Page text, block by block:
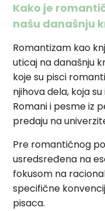
Kako je
našu današnju
Romantizam kao
uticaj na današnju
koje su pisci
njihova dela, koja
Romani i pesme iz
predaju na
Pre romantičnog
usredsređena na
fokusom na
specifične
pisaca.